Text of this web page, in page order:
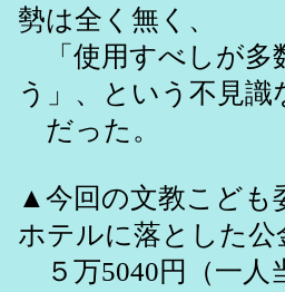
勢は全く無く、
「使用すべしが多
う」、という不見
だった。
▲今回の文教こども
ホテルに落とした公
５万5040円（一人